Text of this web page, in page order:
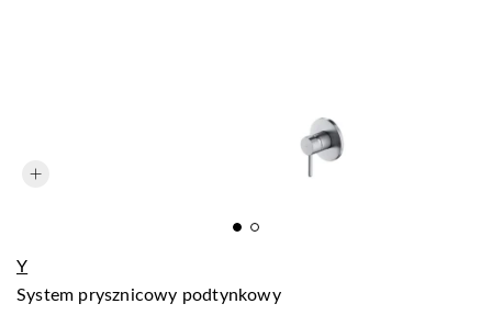
Y
system prysznicowy podtynkowy